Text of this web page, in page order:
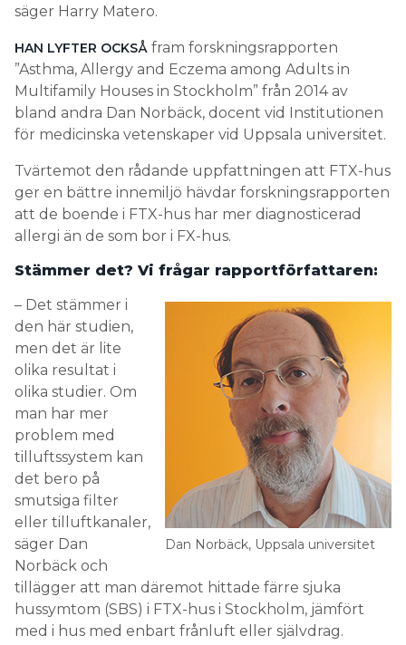
säger Harry Matero.
HAN LYFTER OCKSÅ fram forskningsrapporten
”Asthma, Allergy and Eczema among Adults in
Multifamily Houses in Stockholm” från 2014 av
bland andra Dan Norbäck, docent vid Institutionen
för medicinska vetenskaper vid Uppsala universitet.
Tvärtemot den rådande uppfattningen att FTX-hus
ger en bättre innemiljö hävdar forskningsrapporten
att de boende i FTX-hus har mer diagnosticerad
allergi än de som bor i FX-hus.
Stämmer det? Vi frågar rapportförfattaren:
Dan Norbäck, Uppsala universitet
– Det stämmer i
den här studien,
men det är lite
olika resultat i
olika studier. Om
man har mer
problem med
tilluftssystem kan
det bero på
smutsiga filter
eller tilluftkanaler,
säger Dan
Norbäck och
tillägger att man däremot hittade färre sjuka
hussymtom (SBS) i FTX-hus i Stockholm, jämfört
med i hus med enbart frånluft eller självdrag.